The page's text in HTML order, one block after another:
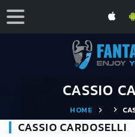
CASSIO
HOME
CASSIO CARDOSELLI